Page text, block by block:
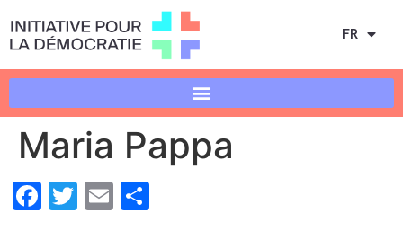
FR
Maria Pappa
Facebook
Twitter
Email